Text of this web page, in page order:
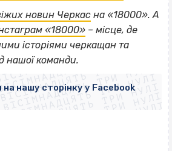
новин Черкас на «18000». А
«18000» – місце, де
історіями черкащан та
нашої команди.
ТРИ НУЛІ
ТРИ НУЛІ
ТРИ НУЛІ
ВІСІМНАДЦЯТЬ ТРИ НУЛІ
ВІСІМНАДЦЯТЬ ТРИ НУЛІ
ВІСІМНАДЦЯТЬ ТРИ НУЛІ
ВІСІМНАДЦЯТЬ ТРИ НУЛІ
ВІСІМНАДЦЯТЬ ТРИ НУЛІ
нашу сторінку у Facebook